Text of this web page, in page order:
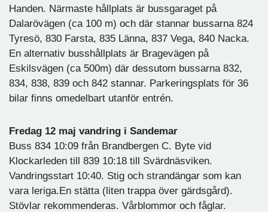
Handen. Närmaste hållplats är bussgaraget på
Dalarövägen (ca 100 m) och där stannar bussarna 824
Tyresö, 830 Farsta, 835 Länna, 837 Vega, 840 Nacka.
En alternativ busshållplats är Bragevägen på
Eskilsvägen (ca 500m) där dessutom bussarna 832,
834, 838, 839 och 842 stannar. Parkeringsplats för 36
bilar finns omedelbart utanför entrén.
Fredag 12 maj vandring i Sandemar
Buss 834 10:09 från Brandbergen C. Byte vid
Klockarleden till 839 10:18 till Svärdnäsviken.
Vandringsstart 10:40. Stig och strandängar som kan
vara leriga.En stätta (liten trappa över gärdsgård).
Stövlar rekommenderas. Vårblommor och fåglar.